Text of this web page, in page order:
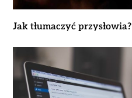
Jak tłumaczyć przysłowia?